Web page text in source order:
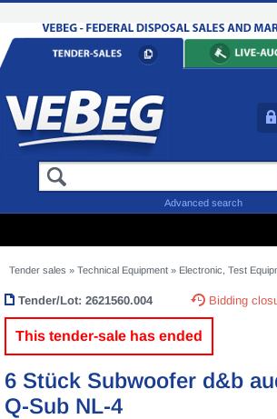
Advanced search
Tender sales » Technical Equipment » Electronic, Test
Bidding
Tender/Lot: 2621560.004
This tender-sale has ended
6 Stück Subwoofer d&b
Q-Sub NL-4